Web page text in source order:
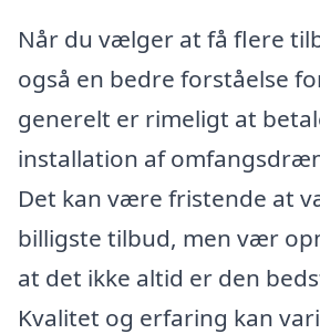
Når du vælger at få flere
også en bedre forståelse
generelt er rimeligt at
installation af
Det kan være fristende at
billigste tilbud, men vær
at det ikke altid er den
Kvalitet og erfaring kan